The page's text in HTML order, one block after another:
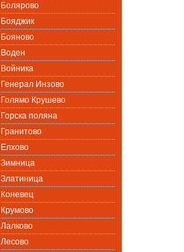
Болярово
Бояджик
Бояново
Воден
Войника
Генерал Инзово
Голямо Крушево
Горска поляна
Гранитово
Елхово
Зимница
Златиница
Коневец
Крумово
Лалково
Лесово